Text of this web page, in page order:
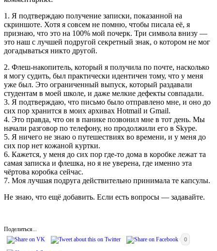
1. Я подтверждаю получение записки, показанной на
скриншоте. Хотя я совсем не помню, чтобы писала её, я
признаю, что это на 100% мой почерк. Три символа внизу —
это наш с лучшей подругой секретный знак, о котором не мог
догадываться никто другой.
2. Флеш-накопитель, который я получила по почте, насколько
я могу судить, был практически идентичен тому, что у меня
уже был. Это ограниченный выпуск, который раздавали
студентам в моей школе, и даже мелкие дефекты совпадали.
3. Я подтверждаю, что письмо было отправлено мне, и оно до
сих пор хранится в моих архивах Hotmail и Gmail.
4. Это правда, что он в панике позвонил мне в тот день. Мы
начали разговор по телефону, но продолжили его в Skype.
5. Я ничего не знаю о путешествиях во времени, и у меня до
сих пор нет кожаной куртки.
6. Кажется, у меня до сих пор где-то дома в коробке лежат та
самая записка и флешка, но я не уверена, где именно эта
чёртова коробка сейчас.
7. Моя лучшая подруга действительно принимала те капсулы.
Не знаю, что ещё добавить. Если есть вопросы — задавайте.
Поделиться...
0